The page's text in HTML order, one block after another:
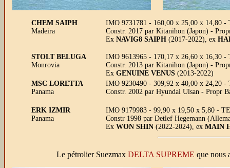
CHEM SAIPH
Madeira
IMO 9731781 - 160,00 x 25,00 x 14,80
Constr. 2017 par Kitanihon (Japon) -
Ex NAVIG8 SAIPH (2017-2022), ex
STOLT BELUGA
Monrovia
IMO 9613965 - 170,17 x 26,60 x 16,30
Constr. 2013 par Kitanihon (Japon) -
Ex GENUINE VENUS (2013-2022)
MSC LORETTA
Panama
IMO 9230490 - 309,92 x 40,00 x 24,20
Constr. 2002 par Hyundai Ulsan - Propr
ERK IZMIR
Panama
IMO 9179983 - 99,90 x 19,50 x 5,80 -
Constr 1998 par Detlef Hegemann
Ex WON SHIN (2022-2024), ex MAIN
Le pétrolier Suezmax DELTA SUPREME que nous